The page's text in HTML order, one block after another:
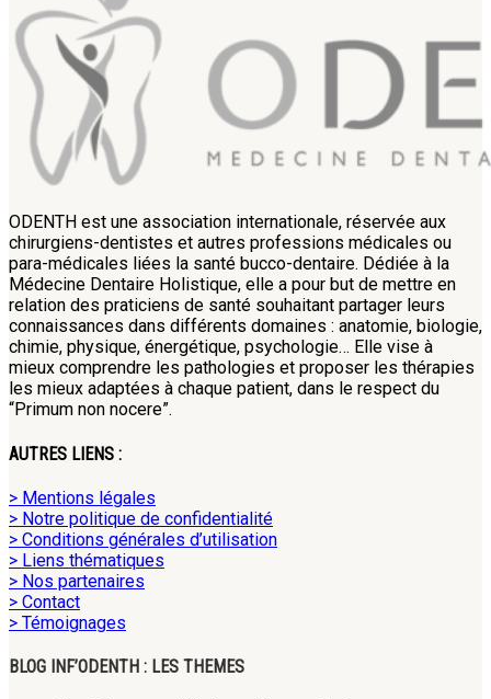
ODENTH est une association internationale, réservée aux
chirurgiens-dentistes et autres professions médicales ou
para-médicales liées la santé bucco-dentaire. Dédiée à la
Médecine Dentaire Holistique, elle a pour but de mettre en
relation des praticiens de santé souhaitant partager leurs
connaissances dans différents domaines : anatomie, biologie,
chimie, physique, énergétique, psychologie… Elle vise à
mieux comprendre les pathologies et proposer les thérapies
les mieux adaptées à chaque patient, dans le respect du
“Primum non nocere”.
AUTRES LIENS :
> Mentions légales
> Notre politique de confidentialité
> Conditions générales d’utilisation
> Liens thématiques
> Nos partenaires
> Contact
> Témoignages
BLOG INF’ODENTH : LES THEMES